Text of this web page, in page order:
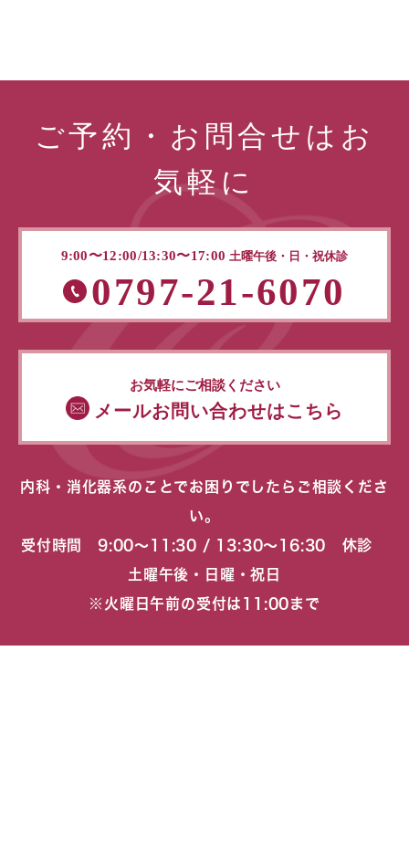
ご予約・お問合せはお
気軽に
9:00〜12:00/13:30〜17:00 土曜午後・日・祝休診
0797-21-6070
お気軽にご相談ください
メールお問い合わせはこちら
内科・消化器系のことでお困りでしたらご相談くださ
い。
受付時間 9:00〜11:30 / 13:30〜16:30 休診
土曜午後・日曜・祝日
※火曜日午前の受付は11:00まで